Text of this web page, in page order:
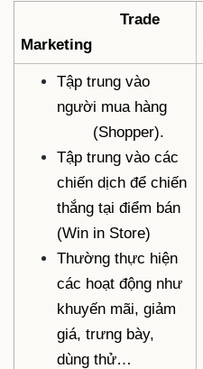
Trade
Marketing
Tập trung vào
người mua hàng
(Shopper).
Tập trung vào các
chiến dịch để chiến
thắng tại điểm bán
(Win in Store)
Thường thực hiện
các hoạt động như
khuyến mãi, giảm
giá, trưng bày,
dùng thử…